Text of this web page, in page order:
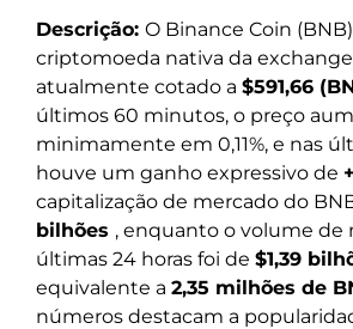
Descrição: O Binance Coin
criptomoeda nativa da
atualmente cotado a $591,66
últimos 60 minutos, o preço
minimamente em 0,11%, e nas
houve um ganho expressivo de
capitalização de mercado do
bilhões , enquanto o volume de
últimas 24 horas foi de $1,39
equivalente a 2,35 milhões de
números destacam a